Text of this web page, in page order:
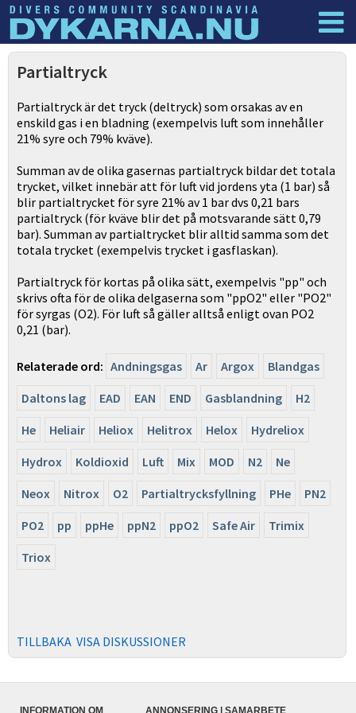
Dyknyheter
Partialtryck
Partialtryck är det tryck (deltryck) som orsakas av en
enskild gas i en bladning (exempelvis luft som innehåller
21% syre och 79% kväve).
Summan av de olika gasernas partialtryck bildar det totala
trycket, vilket innebär att för luft vid jordens yta (1 bar) så
blir partialtrycket för syre 21% av 1 bar dvs 0,21 bars
partialtryck (för kväve blir det på motsvarande sätt 0,79
bar). Summan av partialtrycket blir alltid samma som det
totala trycket (exempelvis trycket i gasflaskan).
Partialtryck för kortas på olika sätt, exempelvis "pp" och
skrivs ofta för de olika delgaserna som "ppO2" eller "PO2"
för syrgas (O2). För luft så gäller alltså enligt ovan PO2
0,21 (bar).
Relaterade ord: Andningsgas Ar Argox
Blandgas
Daltons lag
EAD EAN END Gasblandning
H2
He
Heliair Heliox Helitrox Helox
Hydreliox
Hydrox
Koldioxid Luft Mix MOD N2
Ne
Neox
Nitrox O2 Partialtrycksfyllning PHe
PN2
PO2
pp ppHe ppN2 ppO2 Safe Air
Trimix
Triox
TILLBAKA VISA DISKUSSIONER
INFORMATION OM ANNONSERING | SAMARBETE